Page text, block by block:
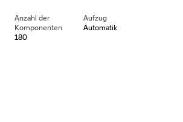
Anzahl der
Komponenten
180
Aufzug
Automatik